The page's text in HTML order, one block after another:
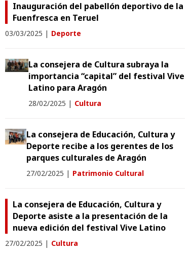
Inauguración del pabellón deportivo de la
Fuenfresca en Teruel
03/03/2025 | Deporte
La consejera de Cultura subraya la
importancia “capital” del festival Vive
Latino para Aragón
28/02/2025 | Cultura
La consejera de Educación, Cultura y
Deporte recibe a los gerentes de los
parques culturales de Aragón
27/02/2025 | Patrimonio Cultural
La consejera de Educación, Cultura y
Deporte asiste a la presentación de la
nueva edición del festival Vive Latino
27/02/2025 | Cultura